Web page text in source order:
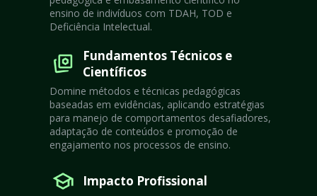
Fundamentos Técnicos e
Científicos
Impacto Profissional
ensino de indivíduos com TDAH, TOD e
Deficiência Intelectual.
Domine métodos e técnicas pedagógicas
baseadas em evidências, aplicando estratégias
para manejo de comportamentos desafiadores,
adaptação de conteúdos e promoção de
engajamento nos processos de ensino.